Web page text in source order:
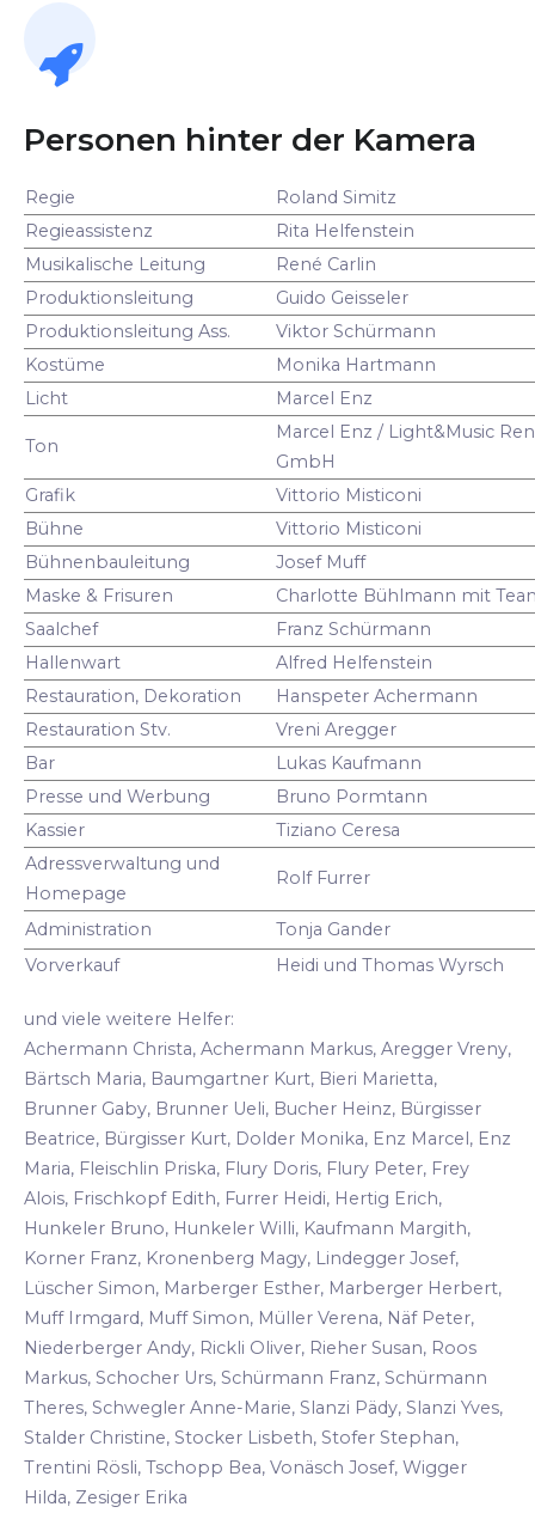
Personen hinter der Kamera
Regie
Roland Simitz
Regieassistenz
Rita Helfenstein
Musikalische Leitung
René Carlin
Produktionsleitung
Guido Geisseler
Produktionsleitung Ass.
Viktor Schürmann
Kostüme
Monika Hartmann
Licht
Marcel Enz
Ton
Marcel Enz / Light&Music
GmbH
Grafik
Vittorio Misticoni
Bühne
Vittorio Misticoni
Bühnenbauleitung
Josef Muff
Maske & Frisuren
Charlotte Bühlmann mit
Saalchef
Franz Schürmann
Hallenwart
Alfred Helfenstein
Restauration, Dekoration
Hanspeter Achermann
Restauration Stv.
Vreni Aregger
Bar
Lukas Kaufmann
Presse und Werbung
Bruno Pormtann
Kassier
Tiziano Ceresa
Adressverwaltung und
Homepage
Rolf Furrer
Administration
Tonja Gander
Vorverkauf
Heidi und Thomas Wyrsch
und viele weitere Helfer:
Achermann Christa, Achermann Markus, Aregger Vreny,
Bärtsch Maria, Baumgartner Kurt, Bieri Marietta,
Brunner Gaby, Brunner Ueli, Bucher Heinz, Bürgisser
Beatrice, Bürgisser Kurt, Dolder Monika, Enz Marcel, Enz
Maria, Fleischlin Priska, Flury Doris, Flury Peter, Frey
Alois, Frischkopf Edith, Furrer Heidi, Hertig Erich,
Hunkeler Bruno, Hunkeler Willi, Kaufmann Margith,
Korner Franz, Kronenberg Magy, Lindegger Josef,
Lüscher Simon, Marberger Esther, Marberger Herbert,
Muff Irmgard, Muff Simon, Müller Verena, Näf Peter,
Niederberger Andy, Rickli Oliver, Rieher Susan, Roos
Markus, Schocher Urs, Schürmann Franz, Schürmann
Theres, Schwegler Anne-Marie, Slanzi Pädy, Slanzi Yves,
Stalder Christine, Stocker Lisbeth, Stofer Stephan,
Trentini Rösli, Tschopp Bea, Vonäsch Josef, Wigger
Hilda, Zesiger Erika